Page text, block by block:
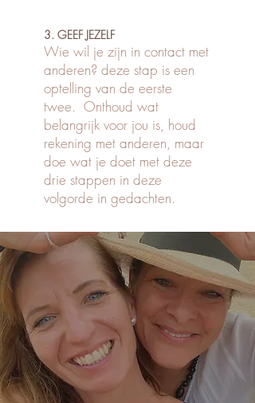
3. GEEF JEZELF
Wie wil je zijn in contact met
anderen? deze stap is een
optelling van de eerste
twee. Onthoud wat
belangrijk voor jou is, houd
rekening met anderen, maar
doe wat je doet met deze
drie stappen in deze
volgorde in gedachten.